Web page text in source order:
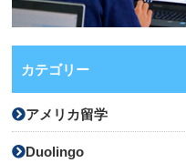
カテゴリー
アメリカ留学
Duolingo